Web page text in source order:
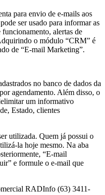
para envio de e-mails aos
ser usado para informar as
alertas de
o módulo “CRM” é
de “E-mail Marketing”.
no banco de dados da
agendamento. Além disso, o
um informativo
Estado, clientes
utilizada. Quem já possui o
la hoje mesmo. Na aba
“E-mail
e formule o e-mail que
RADInfo (63) 3411-